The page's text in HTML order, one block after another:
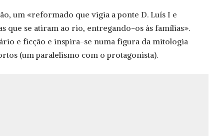
um «reformado que vigia a ponte D. Luís I e
que se atiram ao rio, entregando-os às famílias».
e ficção e inspira-se numa figura da mitologia
(um paralelismo com o protagonista).